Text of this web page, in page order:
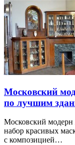
Московский
по лучшим
Московский модерн
набор красивых
с композицией…